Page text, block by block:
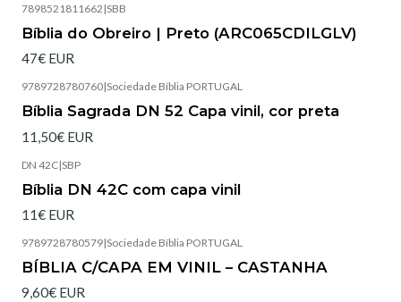
7898521811662 |SBB
Bíblia do Obreiro | Preto (ARC065CDILGLV)
47€ EUR
9789728780760|Sociedade Bíblia PORTUGAL
Bíblia Sagrada DN 52 Capa vinil, cor preta
11,50€ EUR
DN 42C|SBP
Bíblia DN 42C com capa vinil
11€ EUR
9789728780579|Sociedade Bíblia PORTUGAL
BÍBLIA C/CAPA EM VINIL – CASTANHA
9,60€ EUR